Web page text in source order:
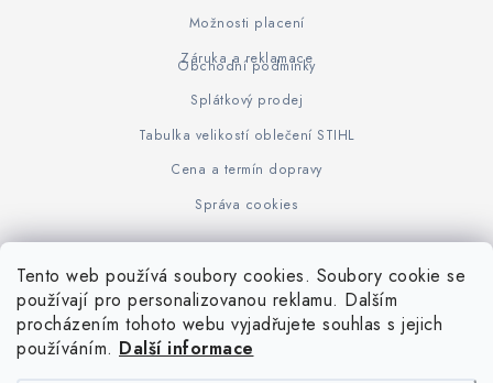
Tento web používá soubory cookies. Soubory cookie se
používají pro personalizovanou reklamu. Dalším
procházením tohoto webu vyjadřujete souhlas s jejich
používáním. Další informace
Možnosti placení
Záruka a reklamace
Obchodní podmínky
Splátkový prodej
Tabulka velikostí oblečení STIHL
Cena a termín dopravy
Správa cookies
www.KOVOJUHASZ.cz Výrobce STIHL STIHL Timbersport